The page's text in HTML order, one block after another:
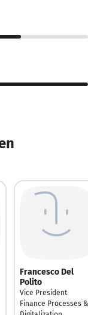
Francesco Del
Polito
Vice President
Finance Processes &